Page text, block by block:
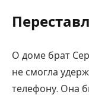
О доме брат
не смогла
телефону. Она